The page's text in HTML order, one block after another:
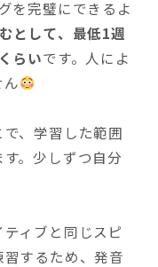
を完璧にできるよ
として、最低1週
らいです。人によ
、学習した範囲
。少しずつ自分
ィブと同じスピ
するため、発音